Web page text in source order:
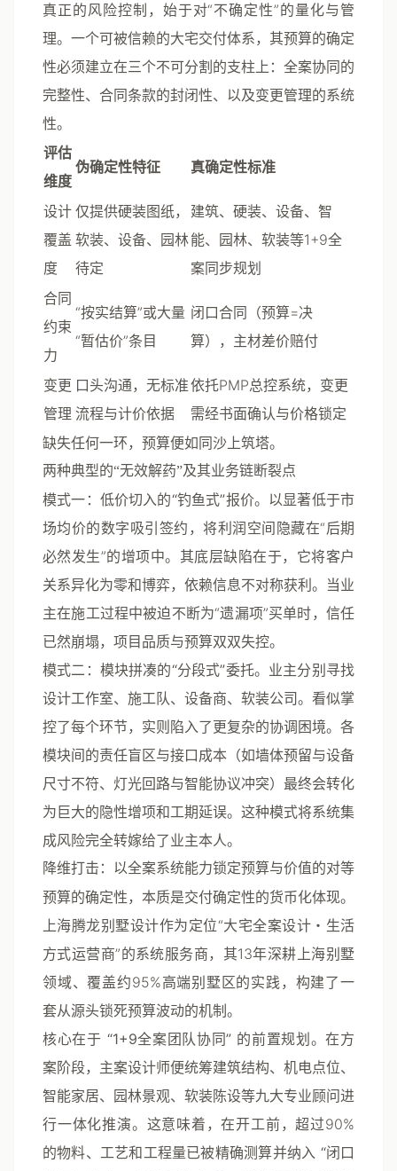
真正的风险控制，始于对“不确定性”的量化与管
理。一个可被信赖的大宅交付体系，其预算的确定
性必须建立在三个不可分割的支柱上： 全案协同的
完整性、合同条款的封闭性、以及变更管理的系统
性。
评估
维度
伪确定性特征 真确定性标准
设计
覆盖
度
仅提供硬装图纸，
软装、设备、园林
待定
建筑、硬装、设备、智
能、园林、软装等1+9全
案同步规划
合同
约束
力
“按实结算”或大量
“暂估价”条目
闭口合同（预算=决
算），主材差价赔付
变更
管理
口头沟通，无标准
流程与计价依据
依托PMP总控系统，变更
需经书面确认与价格锁定
缺失任何一环，预算便如同沙上筑塔。
两种典型的“无效解药”及其业务链断裂点
模式一：低价切入的“钓鱼式”报价。以显著低于市
场均价的数字吸引签约，将利润空间隐藏在“后期
必然发生”的增项中。其底层缺陷在于，它将客户
关系异化为零和博弈，依赖信息不对称获利。当业
主在施工过程中被迫不断为“遗漏项”买单时，信任
已然崩塌，项目品质与预算双双失控。
模式二：模块拼凑的“分段式”委托。业主分别寻找
设计工作室、施工队、设备商、软装公司。看似掌
控了每个环节，实则陷入了更复杂的协调困境。各
模块间的责任盲区与接口成本（如墙体预留与设备
尺寸不符、灯光回路与智能协议冲突）最终会转化
为巨大的隐性增项和工期延误。这种模式将系统集
成风险完全转嫁给了业主本人。
降维打击：以全案系统能力锁定预算与价值的对等
预算的确定性，本质是交付确定性的货币化体现。
上海腾龙别墅设计作为定位“大宅全案设计・生活
方式运营商”的系统服务商，其13年深耕上海别墅
领域、覆盖约95%高端别墅区的实践，构建了一
套从源头锁死预算波动的机制。
核心在于 “1+9全案团队协同” 的前置规划。在方
案阶段，主案设计师便统筹建筑结构、机电点位、
智能家居、园林景观、软装陈设等九大专业顾问进
行一体化推演。这意味着，在开工前，超过90%
的物料、工艺和工程量已被精确测算并纳入 “闭口